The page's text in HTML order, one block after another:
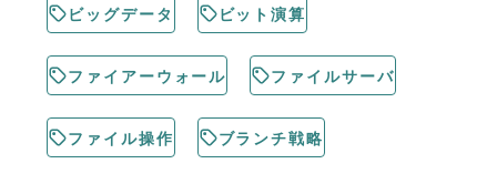
ビッグデータ ビット演算
ファイアーウォール ファイルサーバ
ファイル操作 ブランチ戦略